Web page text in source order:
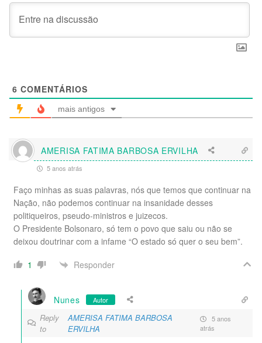
6 COMENTÁRIOS
mais antigos
AMERISA FATIMA BARBOSA ERVILHA
5 anos atrás
Faço minhas as suas palavras, nós que temos que continuar na
Nação, não podemos continuar na insanidade desses
politiqueiros, pseudo-ministros e juizecos.
O Presidente Bolsonaro, só tem o povo que saiu ou não se
deixou doutrinar com a infame “O estado só quer o seu bem”.
1
Responder
Nunes Autor
Reply
to
AMERISA FATIMA BARBOSA
ERVILHA
5 anos
atrás